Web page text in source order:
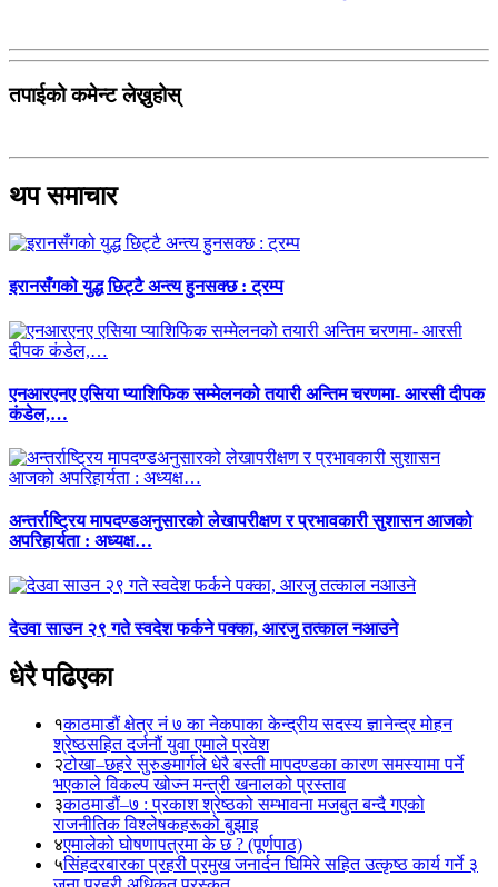
तपाईको कमेन्ट लेख्नुहोस्
थप समाचार
इरानसँगको युद्ध छिट्टै अन्त्य हुनसक्छ : ट्रम्प
एनआरएनए एसिया प्याशिफिक सम्मेलनको तयारी अन्तिम चरणमा- आरसी दीपक
कंडेल,…
अन्तर्राष्ट्रिय मापदण्डअनुसारको लेखापरीक्षण र प्रभावकारी सुशासन आजको
अपरिहार्यता : अध्यक्ष…
देउवा साउन २९ गते स्वदेश फर्कने पक्का, आरजु तत्काल नआउने
धेरै पढिएका
१काठमाडौं क्षेत्र नं ७ का नेकपाका केन्द्रीय सदस्य ज्ञानेन्द्र मोहन
श्रेष्ठसहित दर्जनौं युवा एमाले प्रवेश
२टोखा–छहरे सुरुङमार्गले धेरै बस्ती मापदण्डका कारण समस्यामा पर्ने
भएकाले विकल्प खोज्न मन्त्री खनालको प्रस्ताव
३काठमाडौं–७ : प्रकाश श्रेष्ठको सम्भावना मजबुत बन्दै गएको
राजनीतिक विश्लेषकहरूको बुझाइ
४एमालेको घोषणापत्रमा के छ ? (पूर्णपाठ)
५सिंहदरबारका प्रहरी प्रमुख जनार्दन घिमिरे सहित उत्कृष्ठ कार्य गर्ने ३